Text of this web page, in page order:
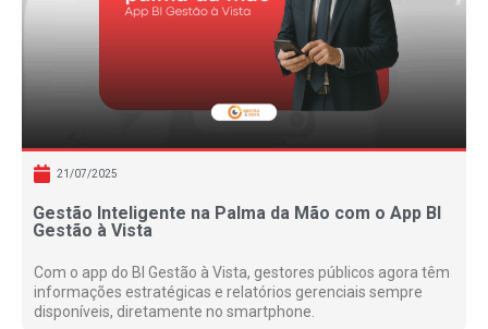
21/07/2025
Gestão Inteligente na Palma da Mão com o App BI
Gestão à Vista
Com o app do BI Gestão à Vista, gestores públicos agora têm
informações estratégicas e relatórios gerenciais sempre
disponíveis, diretamente no smartphone.